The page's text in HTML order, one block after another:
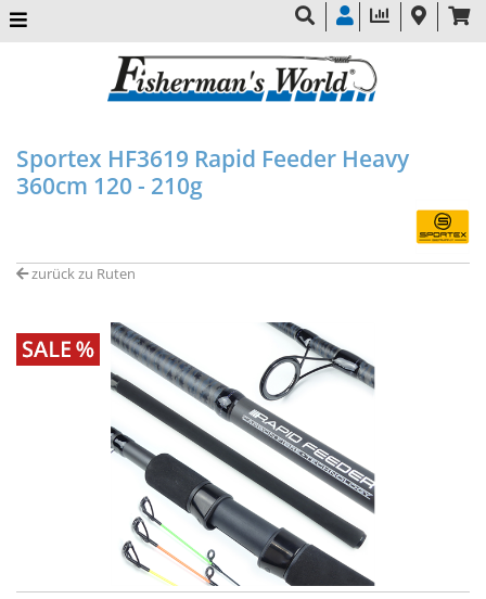
Sportex HF3619 Rapid Feeder Heavy
360cm 120 - 210g
zurück zu Ruten